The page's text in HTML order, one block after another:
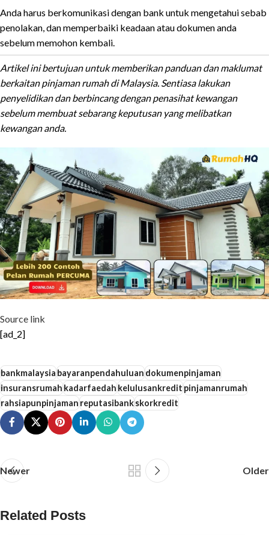
Anda harus berkomunikasi dengan bank untuk mengetahui sebab
penolakan, dan memperbaiki keadaan atau dokumen anda
sebelum memohon kembali.
Artikel ini bertujuan untuk memberikan panduan dan maklumat
berkaitan pinjaman rumah di Malaysia. Sentiasa lakukan
penyelidikan dan berbincang dengan penasihat kewangan
sebelum membuat sebarang keputusan yang melibatkan
kewangan anda.
Source link
[ad_2]
bankmalaysiabayaranpendahuluandokumenpinjaman
insuransrumahkadarfaedahkelulusankreditpinjamanrumah
rahsiapunpinjamanreputasibankskorkredit
Newer Older
Related Posts